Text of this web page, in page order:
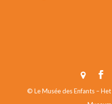
© Le Musée des Enfants –